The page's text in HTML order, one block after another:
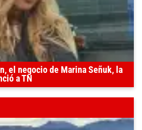
el negocio de Marina Señuk, la
a TN